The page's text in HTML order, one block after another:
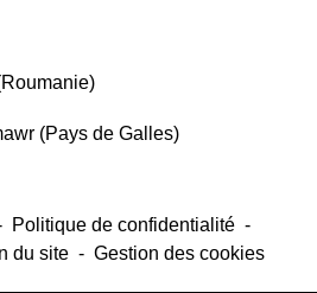
(Pays de Galles)
Politique de confidentialité -
du site - Gestion des cookies